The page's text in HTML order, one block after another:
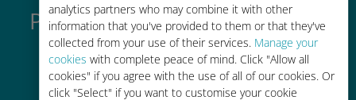
analytics partners who may combine it with other
information that you've provided to them or that they've
collected from your use of their services. Manage your
cookies with complete peace of mind. Click "Allow all
cookies" if you agree with the use of all of our cookies. Or
click "Select" if you want to customise your cookie
Por que o eSIM internacional
da Ubigi é tão bom